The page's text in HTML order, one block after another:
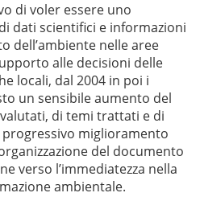
di voler essere uno
dati scientifici e informazioni
dell’ambiente nelle aree
alle decisioni delle
locali, dal 2004 in poi i
un sensibile aumento del
di temi trattati e di
miglioramento
del documento
verso l’immediatezza nella
ambientale.